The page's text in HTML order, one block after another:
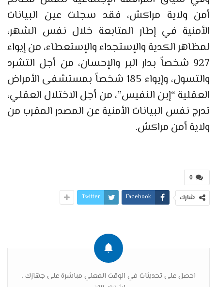
أمن ولاية مراكش، فقد سجلت عين البيانات
الأمنية في إطار المتابعة خلال نفس الشهر،
لمظاهر الكدية والإستجداء والإستعطاء، من إيواء
927 شخصاً بدار البر والإحسان، من أجل التشرد
والتسول، وإيواء 185 شخصاً بمستشفى الأمراض
العقلية “إبن النفيس”، من أجل الاختلال العقلي،
تدرج نفس البيانات الأمنية عن المصدر المقرب من
ولاية أمن مراكش.
0
شارك Facebook
Twitter
احصل على تحديثات في الوقت الفعلي مباشرة على جهازك ،